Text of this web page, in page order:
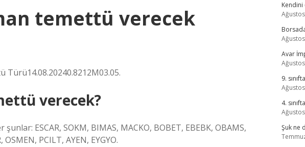
temettü verecek
verecek?
ESCAR, SOKM, BIMAS, MACKO, BOBET, EBEBK, OBAMS,
PCILT, AYEN, EYGYO.
Kendini
Avar
9.
4.
Şuk ne